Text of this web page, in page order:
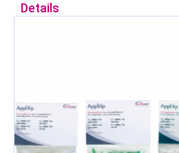
Details